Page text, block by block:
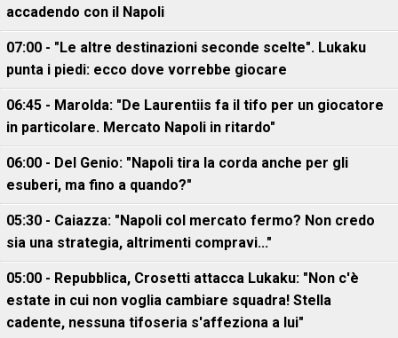
accadendo con il Napoli
07:00 - "Le altre destinazioni seconde scelte". Lukaku
punta i piedi: ecco dove vorrebbe giocare
06:45 - Marolda: "De Laurentiis fa il tifo per un giocatore
in particolare. Mercato Napoli in ritardo"
06:00 - Del Genio: "Napoli tira la corda anche per gli
esuberi, ma fino a quando?"
05:30 - Caiazza: "Napoli col mercato fermo? Non credo
sia una strategia, altrimenti compravi..."
05:00 - Repubblica, Crosetti attacca Lukaku: "Non c'è
estate in cui non voglia cambiare squadra! Stella
cadente, nessuna tifoseria s'affeziona a lui"